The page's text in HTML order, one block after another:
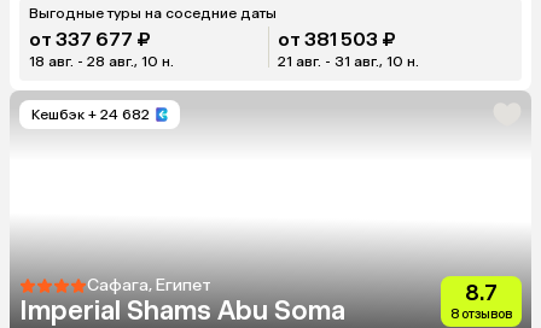
Выгодные туры на соседние даты
от 337 677 ₽
18 авг. - 28 авг., 10 н.
от 381 503 ₽
21 авг. - 31 авг., 10 н.
Кешбэк + 24 682
Сафага, Египет
Imperial Shams Abu Soma
8.7
8 отзывов